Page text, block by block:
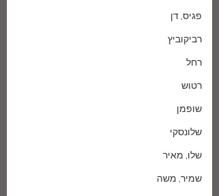
פגיס, דן
רביקוביץ
רחל
רטוש
שופמן
שלונסקי
שלו, מאיר
שמיר, משה